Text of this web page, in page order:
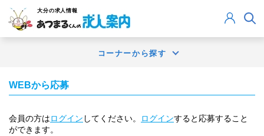
大分の求人情報
コーナーから探す
WEBから応募
会員の方はログイン してください。 ログインすると応募すること
ができます。